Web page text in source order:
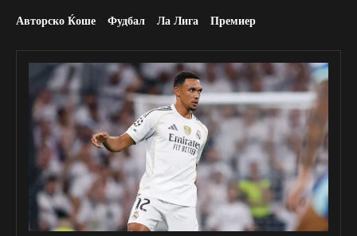
Авторско Ќоше Фудбал Ла Лига Премиер